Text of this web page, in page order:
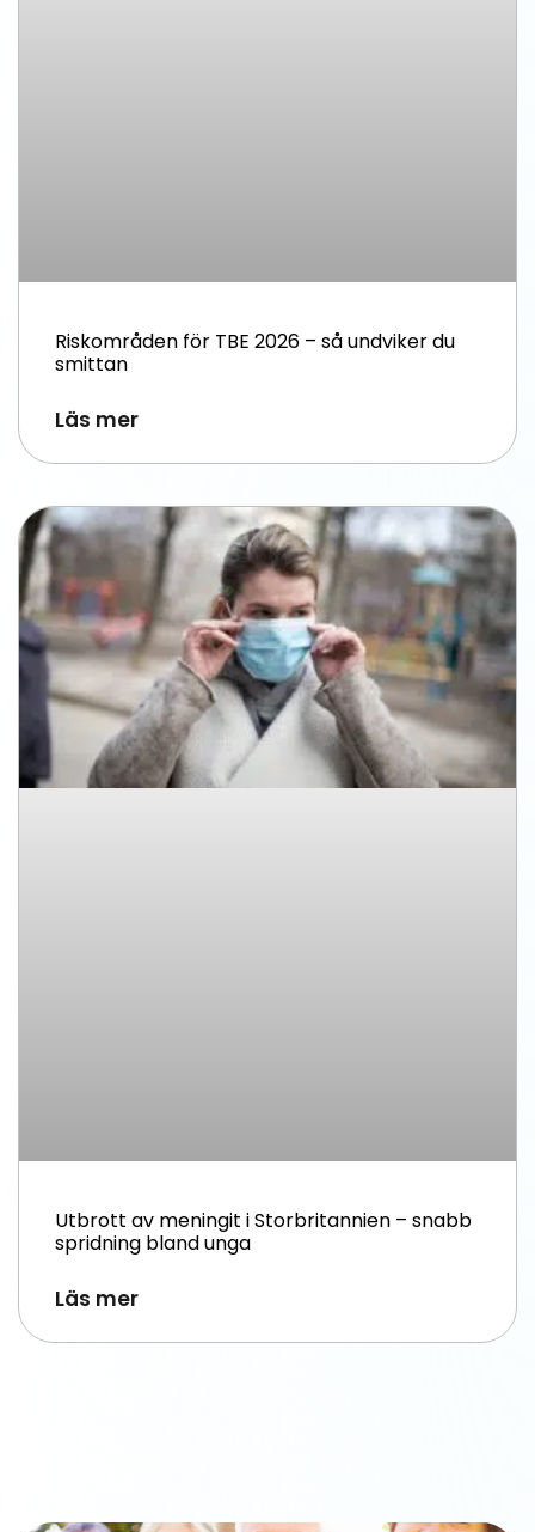
Riskområden för TBE 2026 – så undviker du
smittan
Läs mer
Utbrott av meningit i Storbritannien – snabb
spridning bland unga
Läs mer